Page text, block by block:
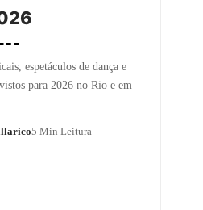
espetáculos de dança e
para 2026 no Rio e em
5 Min Leitura